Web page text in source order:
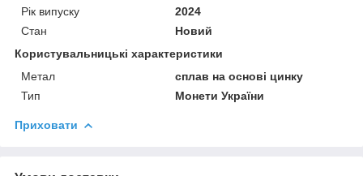
Рік випуску
2024
Стан
Новий
Користувальницькі характеристики
Метал
сплав на основі цинку
Тип
Монети України
Приховати